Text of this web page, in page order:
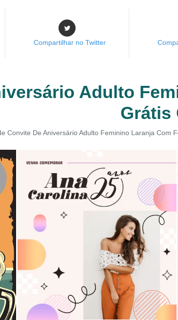
Compartilhar no Twitter
Adulto
Grátis
Convite De Aniversário Adulto Feminino Laranja